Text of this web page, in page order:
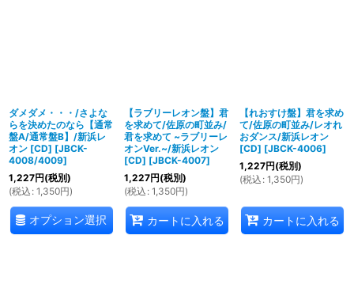
ダメダメ・・・/さよな
らを決めたのなら【通常
盤A/通常盤B】/新浜レ
オン [CD] [JBCK-
4008/4009]
1,227円(税別)
(税込 : 1,350円)
オプション選択
【ラブリーレオン盤】君
を求めて/佐原の町並み/
君を求めて ~ラブリーレ
オンVer.~/新浜レオン
[CD] [JBCK-4007]
1,227円(税別)
(税込 : 1,350円)
カートに入れる
【れおすけ盤】君を求め
て/佐原の町並み/レオれ
おダンス/新浜レオン
[CD] [JBCK-4006]
1,227円(税別)
(税込 : 1,350円)
カートに入れる